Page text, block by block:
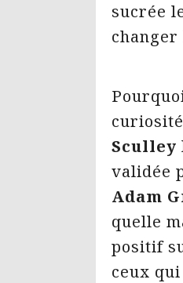
sucrée
changer
Sculley
validée
Adam
quelle
positif
ceux